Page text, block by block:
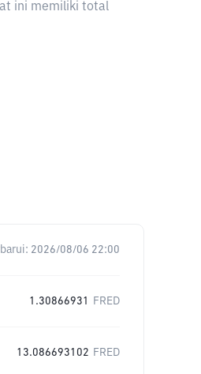
ini memiliki total
2026/08/06 22:00
1.30866931 FRED
13.086693102 FRED